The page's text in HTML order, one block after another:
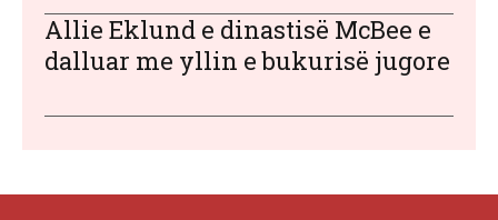
Allie Eklund e dinastisë McBee e
dalluar me yllin e bukurisë jugore